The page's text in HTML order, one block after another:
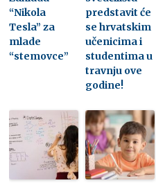
“Nikola
Tesla” za
mlade
“stemovce”
predstavit će
se hrvatskim
učenicima i
studentima u
travnju ove
godine!